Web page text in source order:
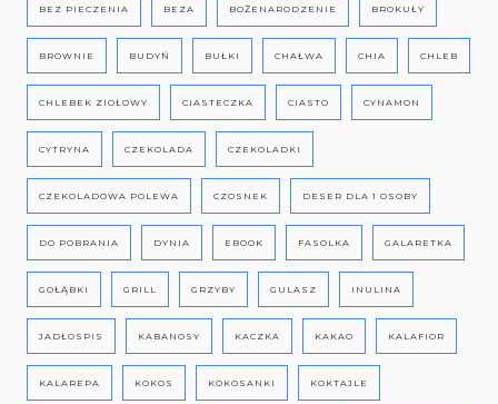
BEZ PIECZENIA BEZA BOŻENARODZENIE BROKUŁY
BROWNIE BUDYŃ BUŁKI CHAŁWA CHIA CHLEB
CHLEBEK ZIOŁOWY CIASTECZKA CIASTO CYNAMON
CYTRYNA CZEKOLADA CZEKOLADKI
CZEKOLADOWA POLEWA CZOSNEK DESER DLA 1 OSOBY
DO POBRANIA DYNIA EBOOK FASOLKA GALARETKA
GOŁĄBKI GRILL GRZYBY GULASZ INULINA
JADŁOSPIS KABANOSY KACZKA KAKAO KALAFIOR
KALAREPA KOKOS KOKOSANKI KOKTAJLE